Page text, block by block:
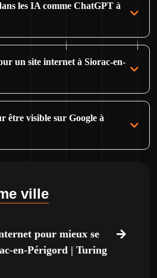
les IA comme ChatGPT à
un site internet à Siorac-en-
être visible sur Google à
ville
pour mieux se
en-Périgord | Turing